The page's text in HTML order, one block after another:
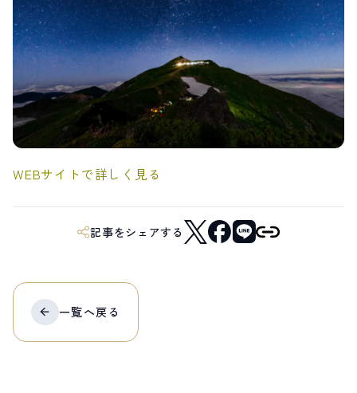
LIVE CAMERA
ライブカメラ
RECOMMENDATION
おすすめ情報
ABOUT HAKUBA
白馬村について
EVENTS
イベント情報
INFORMATION
お知らせ
MEISTER TOUR
マイスターツアー
STAY ACTIVITIES
アクティビティー
HAKUBA ORIGINAL NORWAY VILLAGE
SEASONS
FURUSATO TAX
会社概要
プライバシーポリシー
WEBサイトで詳しく見る
記事をシェアする
一覧へ戻る